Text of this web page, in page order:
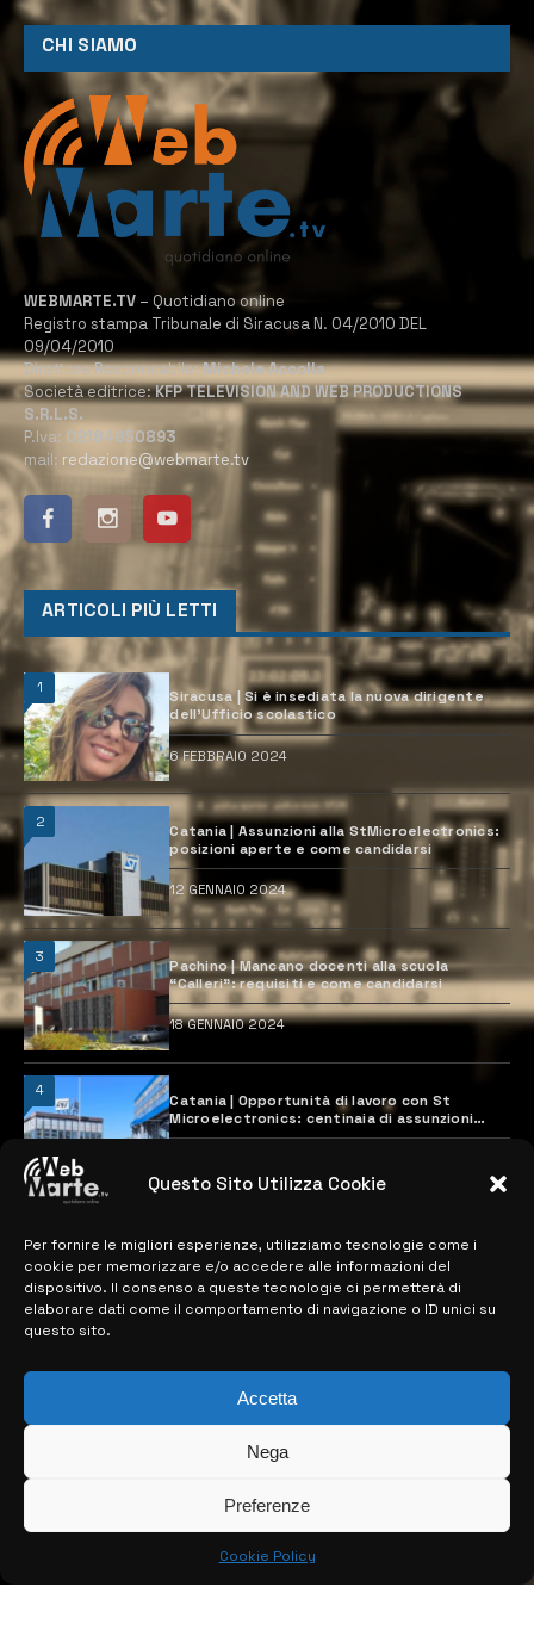
Questo Sito Utilizza Cookie
Per fornire le migliori esperienze, utilizziamo tecnologie come i
cookie per memorizzare e/o accedere alle informazioni del
dispositivo. Il consenso a queste tecnologie ci permetterà di
elaborare dati come il comportamento di navigazione o ID unici su
questo sito.
Accetta
Nega
Preferenze
Cookie Policy
CHI SIAMO
WEBMARTE.TV – Quotidiano online
Registro stampa Tribunale di Siracusa N. 04/2010 DEL
09/04/2010
Direttore Responsabile:Michele Accolla
Società editrice:KFP TELEVISION AND WEB PRODUCTIONS
S.R.L.S.
P.Iva: 02184950893
mail: redazione@webmarte.tv
ARTICOLI PIÙ LETTI
1
Siracusa | Si è insediata la nuova dirigente
dell’Ufficio scolastico
6 FEBBRAIO 2024
2
Catania | Assunzioni alla StMicroelectronics:
posizioni aperte e come candidarsi
12 GENNAIO 2024
3
Pachino | Mancano docenti alla scuola
“Calleri”: requisiti e come candidarsi
18 GENNAIO 2024
4
Catania | Opportunità di lavoro con St
Microelectronics: centinaia di assunzioni
previste
MAPPA DEL SITO
> NOTIZIE